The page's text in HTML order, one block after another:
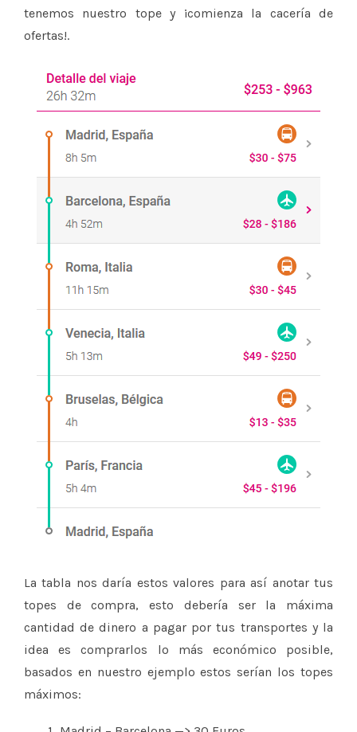
tenemos nuestro tope y ¡comienza la cacería de
ofertas!.
La tabla nos daría estos valores para así anotar tus
topes de compra, esto debería ser la máxima
cantidad de dinero a pagar por tus transportes y la
idea es comprarlos lo más económico posible,
basados en nuestro ejemplo estos serían los topes
máximos: